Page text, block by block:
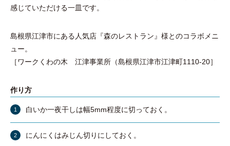
感じていただける一皿です。
島根県江津市にある人気店『森のレストラン』様とのコラボメニ
ュー。
［ワークくわの木 江津事業所（島根県江津市江津町1110-20］
作り方
白いか一夜干しは幅5mm程度に切っておく。
にんにくはみじん切りにしておく。